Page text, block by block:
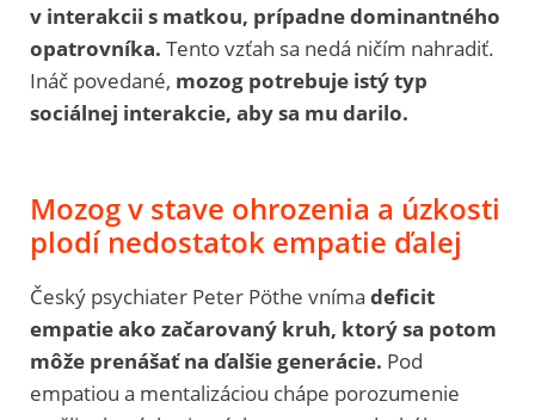
v interakcii s matkou, prípadne dominantného
opatrovníka. Tento vzťah sa nedá ničím nahradiť.
Ináč povedané, mozog potrebuje istý typ
sociálnej interakcie, aby sa mu darilo.
Mozog v stave ohrozenia a úzkosti
plodí nedostatok empatie ďalej
Český psychiater Peter Pöthe vníma deficit
empatie ako začarovaný kruh, ktorý sa potom
môže prenášať na ďalšie generácie. Pod
empatiou a mentalizáciou chápe porozumenie